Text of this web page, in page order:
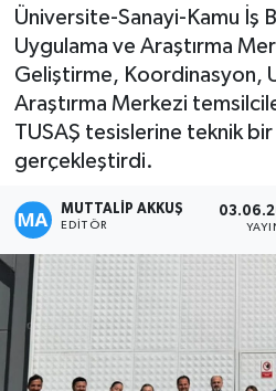
Üniversite-Sanayi-Kamu İş
Uygulama ve Araştırma
Geliştirme, Koordinasyon,
Araştırma Merkezi
TUSAŞ tesislerine teknik
gerçekleştirdi.
MUTTALİP AKKUŞ
EDITÖR
Süper Lig Puan Durumu
Tüm Manşetler
Son Dakika Haberleri
Haber Arşivi